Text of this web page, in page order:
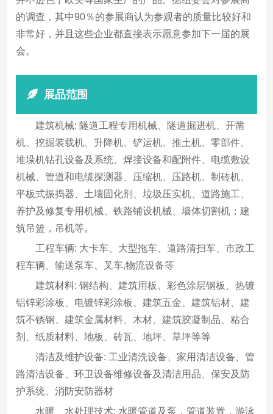
的调查，其中90％的参展商认为参观者的质量比较好和
非常好，并且这些企业都直接表示愿意参加下一届的展
会。
展品范围
建筑机械: 隧道工程专用机械、隧道掘进机、开凿
机、挖掘装载机、升降机、铲运机、推土机、零部件、
堆垛机钻孔设备及系统、焊接设备和配附件、电缆敷设
机械、管道和电缆探测器、压缩机、压路机、制砖机、
平板式振捣器、土壤固化剂、垃圾压实机、道路施工、
养护及修复专用机械、铁路铺设机械、墙体切割机；建
筑吊篮，吊机等。
工程车辆: 大卡车、大型拖车、道路清扫车、市政工
程车辆、输送泵车、叉车,物流设备等
建筑材料: 钢结构、建筑用板、彩色涂层钢板、热镀
铝锌彩涂板、电镀锌彩涂板、建筑五金、建筑铝材、建
筑不锈钢、建筑金属材料、木材、建筑胶凝制品、粘合
剂、纸质材料、地板、砖瓦、地坪、草坪等等
清洁及维护设备: 工业清洗设备、家用清洁设备、管
路清洁设备、环卫设备维修设备及清洁用品、保安及防
护系统、消防安防器材
水暖、水处理技术: 水暖管道及泵，管道装置，游泳